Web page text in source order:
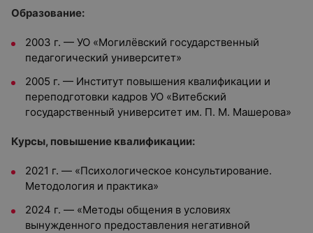
Образование:
2003 г. — УО «Могилёвский государственный
педагогический университет»
2005 г. — Институт повышения квалификации и
переподготовки кадров УО «Витебский
государственный университет им. П. М. Машерова»
Курсы, повышение квалификации:
2021 г. — «Психологическое консультирование.
Методология и практика»
2024 г. — «Методы общения в условиях
вынужденного предоставления негативной